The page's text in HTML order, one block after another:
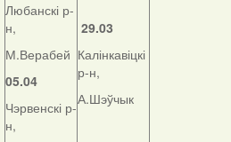
Любанскі р-
н,
М.Верабей
05.04
Чэрвенскі р-
н,
29.03
Калінкавіцкі
р-н,
А.Шэўчык